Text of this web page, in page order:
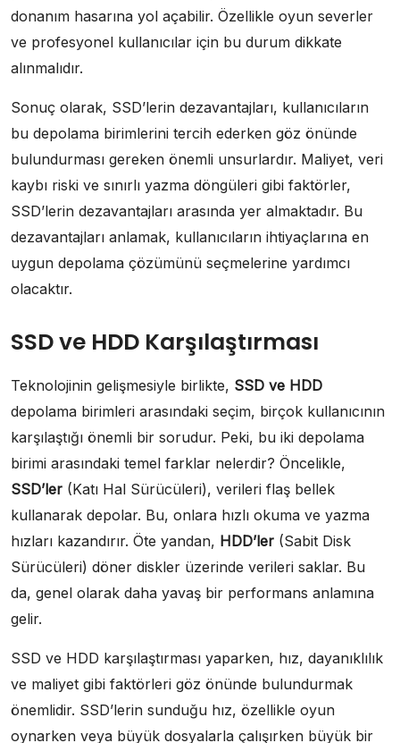
donanım hasarına yol açabilir. Özellikle oyun severler
ve profesyonel kullanıcılar için bu durum dikkate
alınmalıdır.
Sonuç olarak, SSD’lerin dezavantajları, kullanıcıların
bu depolama birimlerini tercih ederken göz önünde
bulundurması gereken önemli unsurlardır. Maliyet, veri
kaybı riski ve sınırlı yazma döngüleri gibi faktörler,
SSD’lerin dezavantajları arasında yer almaktadır. Bu
dezavantajları anlamak, kullanıcıların ihtiyaçlarına en
uygun depolama çözümünü seçmelerine yardımcı
olacaktır.
SSD ve HDD Karşılaştırması
Teknolojinin gelişmesiyle birlikte, SSD ve HDD
depolama birimleri arasındaki seçim, birçok kullanıcının
karşılaştığı önemli bir sorudur. Peki, bu iki depolama
birimi arasındaki temel farklar nelerdir? Öncelikle,
SSD’ler (Katı Hal Sürücüleri), verileri flaş bellek
kullanarak depolar. Bu, onlara hızlı okuma ve yazma
hızları kazandırır. Öte yandan, HDD’ler (Sabit Disk
Sürücüleri) döner diskler üzerinde verileri saklar. Bu
da, genel olarak daha yavaş bir performans anlamına
gelir.
SSD ve HDD karşılaştırması yaparken, hız, dayanıklılık
ve maliyet gibi faktörleri göz önünde bulundurmak
önemlidir. SSD’lerin sunduğu hız, özellikle oyun
oynarken veya büyük dosyalarla çalışırken büyük bir